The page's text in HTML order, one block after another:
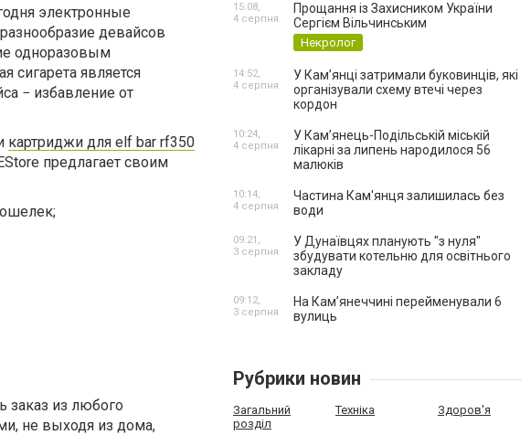
электронные
девайсов
одноразовым
сигарета является
− избавление от
картриджи для elf bar rf350
предлагает своим
заказ из любого
не выходя из дома,
Прощання із Захисником України
Сергієм Вільчинським
Некролог
15:08,
4 серпня
У Кам’янці затримали буковинців, які
організували схему втечі через
кордон
14:52,
4 серпня
У Кам’янець-Подільській міській
лікарні за липень народилося 56
малюків
10:24,
4 серпня
Частина Кам'янця залишилась без
води
10:14,
4 серпня
У Дунаївцях планують "з нуля"
збудувати котельню для освітнього
закладу
09:21,
3 серпня
На Камʼянеччині перейменували 6
вулиць
09:12,
3 серпня
Рубрики новин
Загальний
розділ
Техніка Здоров'я